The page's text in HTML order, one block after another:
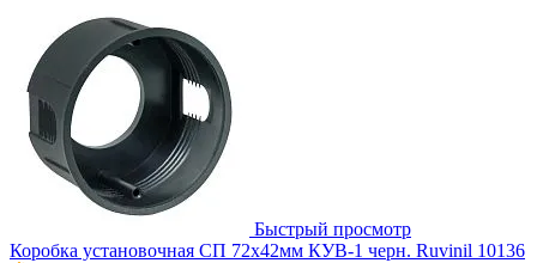
Быстрый просмотр
Коробка установочная СП 72х42мм КУВ-1 черн. Ruvinil 10136